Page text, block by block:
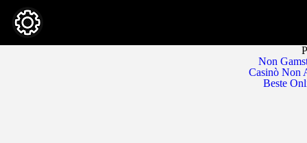
Non
Casinò Non
Beste